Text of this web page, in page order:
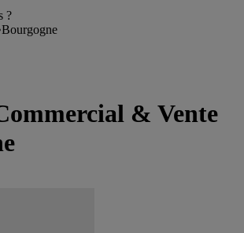
?
Bourgogne
& Vente